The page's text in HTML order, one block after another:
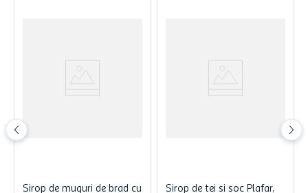
Sirop de muguri de brad cu
Sirop de tei si soc Plafar,